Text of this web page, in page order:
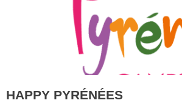
HAPPY PYRÉNÉES